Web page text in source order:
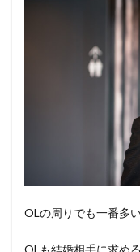
OLの周りでも一番多